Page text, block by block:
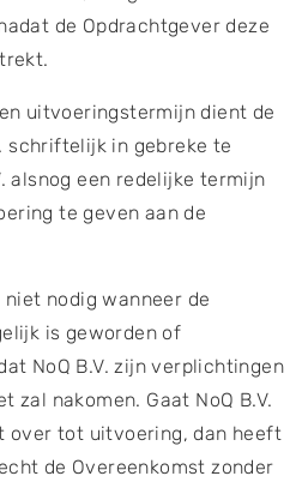
de Opdrachtgever deze
uitvoeringstermijn dient de
schriftelijk in gebreke te
alsnog een redelijke termijn
te geven aan de
nodig wanneer de
is geworden of
NoQ B.V. zijn verplichtingen
zal nakomen. Gaat NoQ B.V.
over tot uitvoering, dan heeft
de Overeenkomst zonder